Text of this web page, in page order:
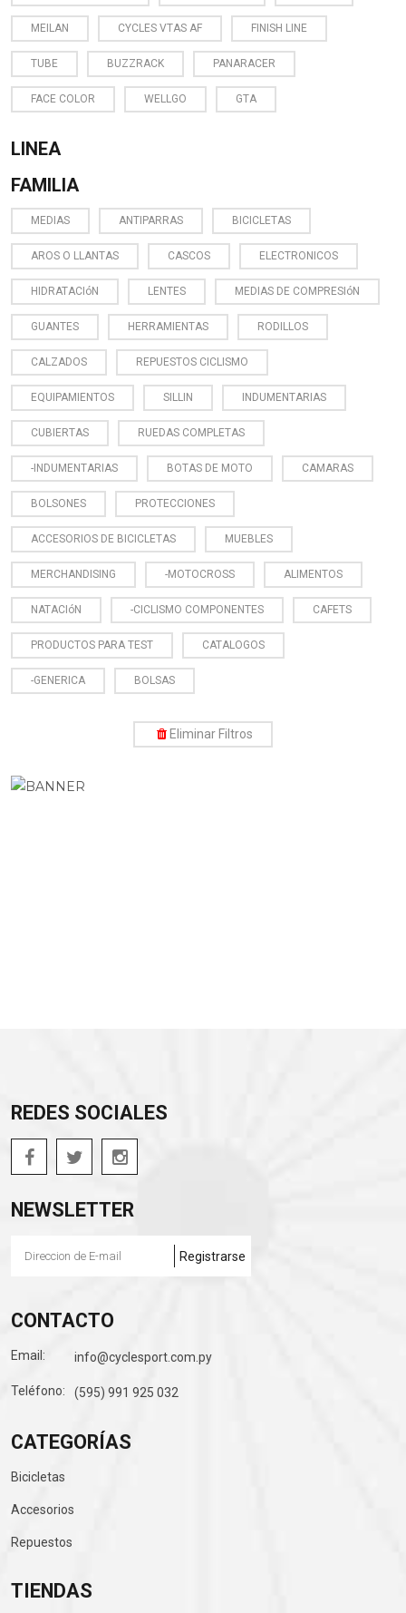
MEILAN CYCLES VTAS AF FINISH LINE
TUBE BUZZRACK PANARACER
FACE COLOR WELLGO GTA
LINEA
FAMILIA
MEDIAS ANTIPARRAS BICICLETAS
AROS O LLANTAS CASCOS ELECTRONICOS
HIDRATACIóN LENTES MEDIAS DE COMPRESIóN
GUANTES HERRAMIENTAS RODILLOS
CALZADOS REPUESTOS CICLISMO
EQUIPAMIENTOS SILLIN INDUMENTARIAS
CUBIERTAS RUEDAS COMPLETAS
-INDUMENTARIAS BOTAS DE MOTO CAMARAS
BOLSONES PROTECCIONES
ACCESORIOS DE BICICLETAS MUEBLES
MERCHANDISING -MOTOCROSS ALIMENTOS
NATACIóN -CICLISMO COMPONENTES CAFETS
PRODUCTOS PARA TEST CATALOGOS
-GENERICA BOLSAS
Eliminar Filtros
REDES SOCIALES
NEWSLETTER
CONTACTO
Email: info@cyclesport.com.py
Teléfono: (595) 991 925 032
CATEGORÍAS
Bicicletas
Accesorios
Repuestos
TIENDAS